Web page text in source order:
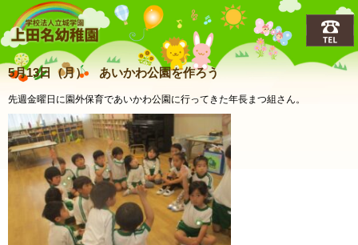
上田名(うえだな)幼稚園
5月13日（月） あいかわ公園を作ろう
先週金曜日に園外保育であいかわ公園に行ってきた年長まつ組さん。